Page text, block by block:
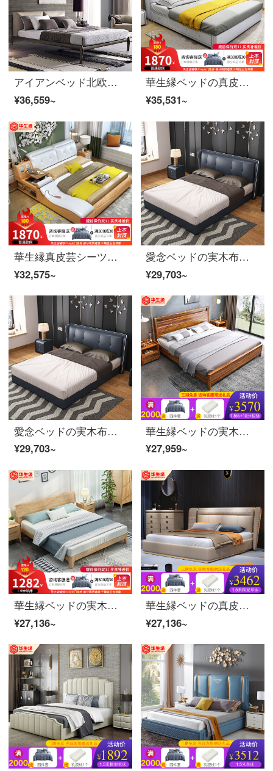
アイアンベッド北欧の実木ベッド1.8メートルダブルベッドのホワイトワックスベッドのベッドルームの結婚ベッドの大きいベッドのベルトは柔らかいです。胡桃色の〓ベッド+198〓ラテックスマットレス+マットレス*1
¥36,559~
華生縁ベッドの真皮ベッドのダブルベッドの現代簡単な結婚ベッドの皮芸ベッドの主な寝室の家具の1.5/1.8メートルの実木のフレームの大きいベッドの1800 MM*2000 MM旗艦版ベッド+ラテックスのマットレス
¥35,531~
華生縁真皮芸シーツツインベッド現代簡単結婚ベッド家具1.5 m 1.8 mアップグレードモデル+ココナッツブラウンマットレス
¥32,575~
愛念ベッドの実木布ベッドは1.8メートルダブルベッドの婚床1.5メートルの近代的なシンプルな寝室家具の真皮シングルベッド一枚（色は予約制です。カスタマーサービスに連絡してください。）1800*2000
¥29,703~
愛念ベッドの実木布ベッドは1.8メートルダブルベッドの婚床1.5メートルの近代的なシンプルな寝室家具の真皮シングルベッド一枚（色は予約制です。カスタマーサービスに連絡してください。）1800*2000
¥29,703~
華生縁ベッドの実木ベッド1.8メートルの主な寝台の結婚式ベッドの新しい中国式の小型住宅のタイプの1.5メートルのシングルベッドの烏金木の全実木のダブルベッドの寝室のセットの家具の1.5*2メートルのシングルベッド+ココナッツのベッドのマットレス+マットレス*1
¥27,959~
華生縁ベッドの実木ベッドのダブルベッドの北欧スタイルの結婚ベッドの主な寝室の家具の1.5/1.8メートルの実木フレームの大きなベッドの1.8メートル*2.0メートルのベッド+22 cmのラテックスベッド+マットレス*2
¥27,136~
華生縁ベッドの真皮ベッド1.8メートルのシンプルで美しいです。ダブルベッドの結婚後、現代の1.5メートルのソフトな高箱によって物を保管します。アメリカ式の皮ベッドルームセットの家具は1.5*2メートルのフレームのシングルベッドです。
¥27,136~